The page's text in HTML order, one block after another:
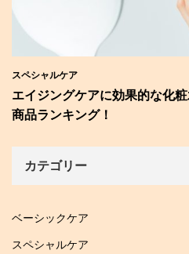
スペシャルケア
エイジングケアに効果的な化
商品ランキング！
カテゴリー
ベーシックケア
スペシャルケア